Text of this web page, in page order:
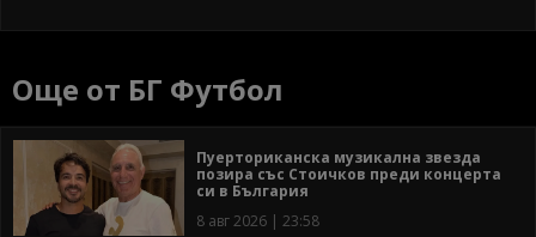
Още от БГ Футбол
Пуерториканска музикална звезда
позира със Стоичков преди концерта
си в България
8 авг 2026 | 23:58